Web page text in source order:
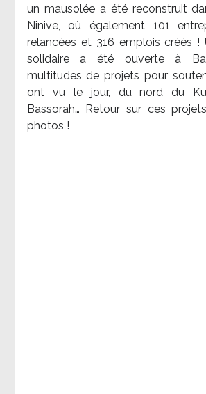
un mausolée a été reconstruit
Ninive, où également 101
relancées et 316 emplois créés !
solidaire a été ouverte à
multitudes de projets pour
ont vu le jour, du nord du
Bassorah… Retour sur ces
photos !